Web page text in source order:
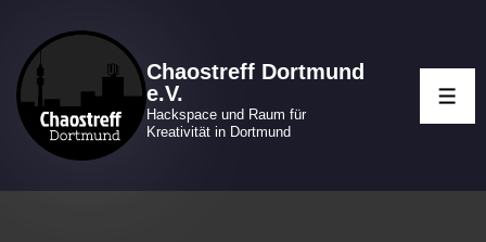
Inhalt
Chaostreff Dortmund
e.V.
Hackspace und Raum für
Kreativität in Dortmund